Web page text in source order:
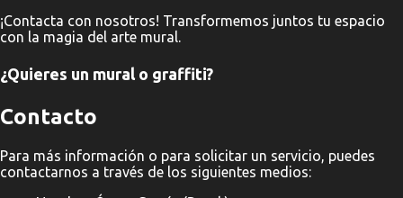
¡Contacta con nosotros! Transformemos juntos tu espacio
con la magia del arte mural.
¿Quieres un mural o graffiti?
Contacto
Para más información o para solicitar un servicio, puedes
contactarnos a través de los siguientes medios: